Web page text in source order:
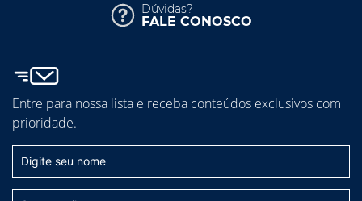
Dúvidas?
FALE CONOSCO
Entre para nossa lista e receba conteúdos exclusivos com
prioridade.